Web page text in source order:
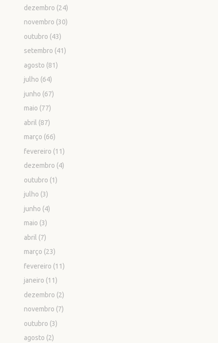
dezembro (24)
novembro (30)
outubro (43)
setembro (41)
agosto (81)
julho (64)
junho (67)
maio (77)
abril (87)
março (66)
fevereiro (11)
dezembro (4)
outubro (1)
julho (3)
junho (4)
maio (3)
abril (7)
março (23)
fevereiro (11)
janeiro (11)
dezembro (2)
novembro (7)
outubro (3)
agosto (2)